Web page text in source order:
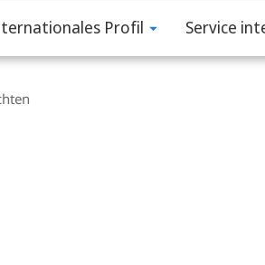
Profil Service